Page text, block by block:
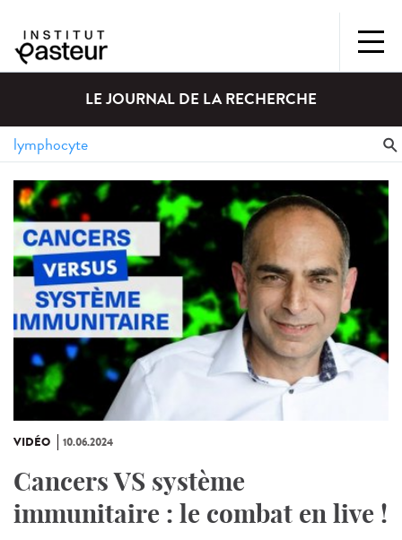
LE JOURNAL DE LA RECHERCHE
VIDÉO 10.06.2024
Cancers VS système
immunitaire : le combat en live !